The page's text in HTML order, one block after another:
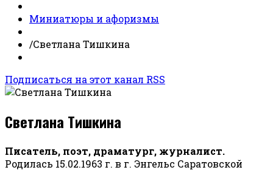
Миниатюры и афоризмы
/Светлана Тишкина
Подписаться на этот канал RSS
Светлана Тишкина
Писатель, поэт, драматург, журналист.
Родилась 15.02.1963 г. в г. Энгельс Саратовской